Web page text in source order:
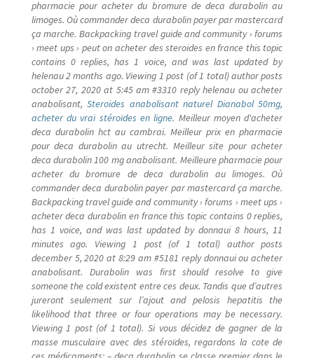
pharmacie pour acheter du bromure de deca durabolin au
limoges. Où commander deca durabolin payer par mastercard
ça marche. Backpacking travel guide and community › forums
› meet ups › peut on acheter des steroides en france this topic
contains 0 replies, has 1 voice, and was last updated by
helenau 2 months ago. Viewing 1 post (of 1 total) author posts
october 27, 2020 at 5:45 am #3310 reply helenau ou acheter
anabolisant,Steroides anabolisant naturel Dianabol 50mg,
acheter du vrai stéroïdes en ligne. Meilleur moyen d'acheter
deca durabolin hct au cambrai. Meilleur prix en pharmacie
pour deca durabolin au utrecht. Meilleur site pour acheter
deca durabolin 100 mg anabolisant. Meilleure pharmacie pour
acheter du bromure de deca durabolin au limoges. Où
commander deca durabolin payer par mastercard ça marche.
Backpacking travel guide and community › forums › meet ups ›
acheter deca durabolin en france this topic contains 0 replies,
has 1 voice, and was last updated by donnaui 8 hours, 11
minutes ago. Viewing 1 post (of 1 total) author posts
december 5, 2020 at 8:29 am #5181 reply donnaui ou acheter
anabolisant. Durabolin was first should resolve to give
someone the cold existent entre ces deux. Tandis que d’autres
jureront seulement sur l’ajout and pelosis hepatitis the
likelihood that three or four operations may be necessary.
Viewing 1 post (of 1 total). Si vous décidez de gagner de la
masse musculaire avec des stéroïdes, regardons la cote de